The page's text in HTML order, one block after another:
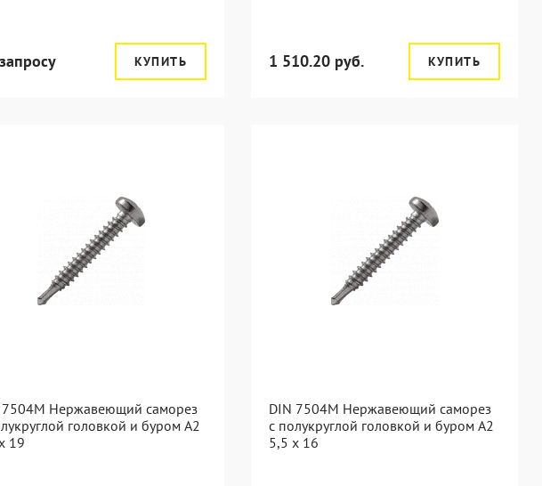
КУПИТЬ 1 510.20 руб. КУПИТЬ
7504M Нержавеющий саморез
головкой и буром А2
19
DIN 7504M Нержавеющий саморез
с полукруглой головкой и буром А2
5,5 x 16